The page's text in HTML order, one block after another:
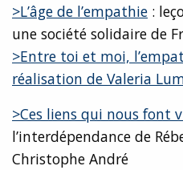
>L’âge de l’empathie :
une société solidaire de
>Entre toi et moi,
réalisation de Valeria
>Ces liens qui nous font
l’interdépendance de
Christophe André